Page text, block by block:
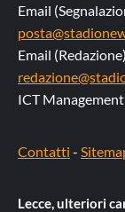
Email
Email
ICT
Contatti -
Lecce, ulteriori